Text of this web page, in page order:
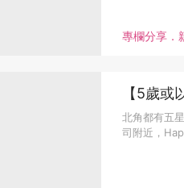
【5歲或
北角都有五
司附近，